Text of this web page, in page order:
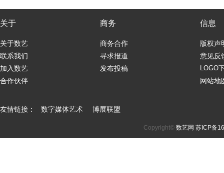
关于
关于数艺
联系我们
加入数艺
合作伙伴
商务
商务合作
寻求报道
发布投稿
信息
版权声
意见反
LOGO
网站地
友情链接： 数字媒体艺术 博展联盟
Copyright© 数艺网 苏ICP备